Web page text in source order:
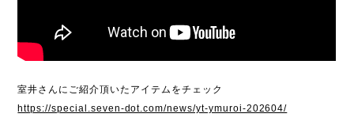
室井さんにご紹介頂いたアイテムをチェック
https://special.seven-dot.com/news/yt-ymuroi-202604/